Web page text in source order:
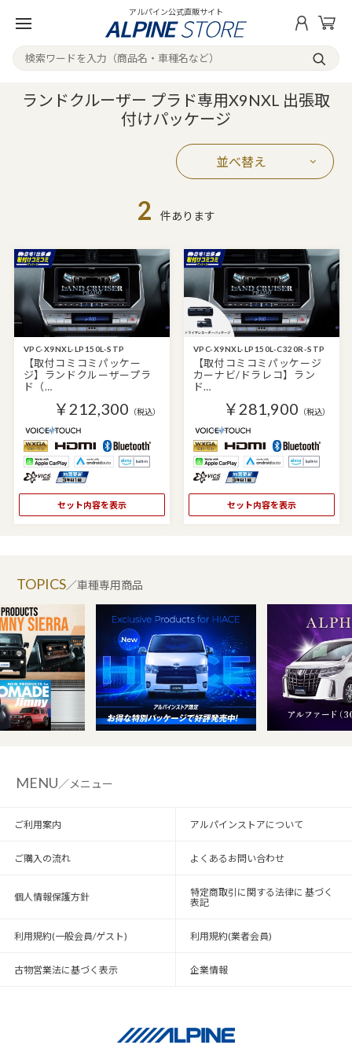
アルパイン公式直販サイト
ランドクルーザー プラド専用X9NXL 出張取
付けパッケージ
並べ替え
2 件あります
VPC-X9NXL-LP150L-STP
【取付コミコミパッケー
ジ】ランドクルーザープラ
ド（…
￥212,300 （税込）
セット内容を表示
VPC-X9NXL-LP150L-C320R-STP
【取付コミコミパッケージ
カーナビ/ドラレコ】ラン
ド…
￥281,900 （税込）
セット内容を表示
／車種専用商品
MENU／メニュー
ご利用案内 アルパインストアについて
ご購入の流れ よくあるお問い合わせ
個人情報保護方針
特定商取引に関する法律に 基づく
表記
利用規約(一般会員/ゲスト) 利用規約(業者会員)
古物営業法に基づく表示 企業情報